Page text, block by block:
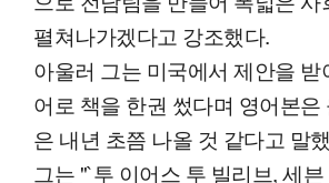
펼쳐나가겠다고 강조했다.
아울러 그는 미국에서 제안을 받
어로 책을 한권 썼다며 영어본은
은 내년 초쯤 나올 것 같다고 말
그는 "`투 이어스 투 빌리브, 세